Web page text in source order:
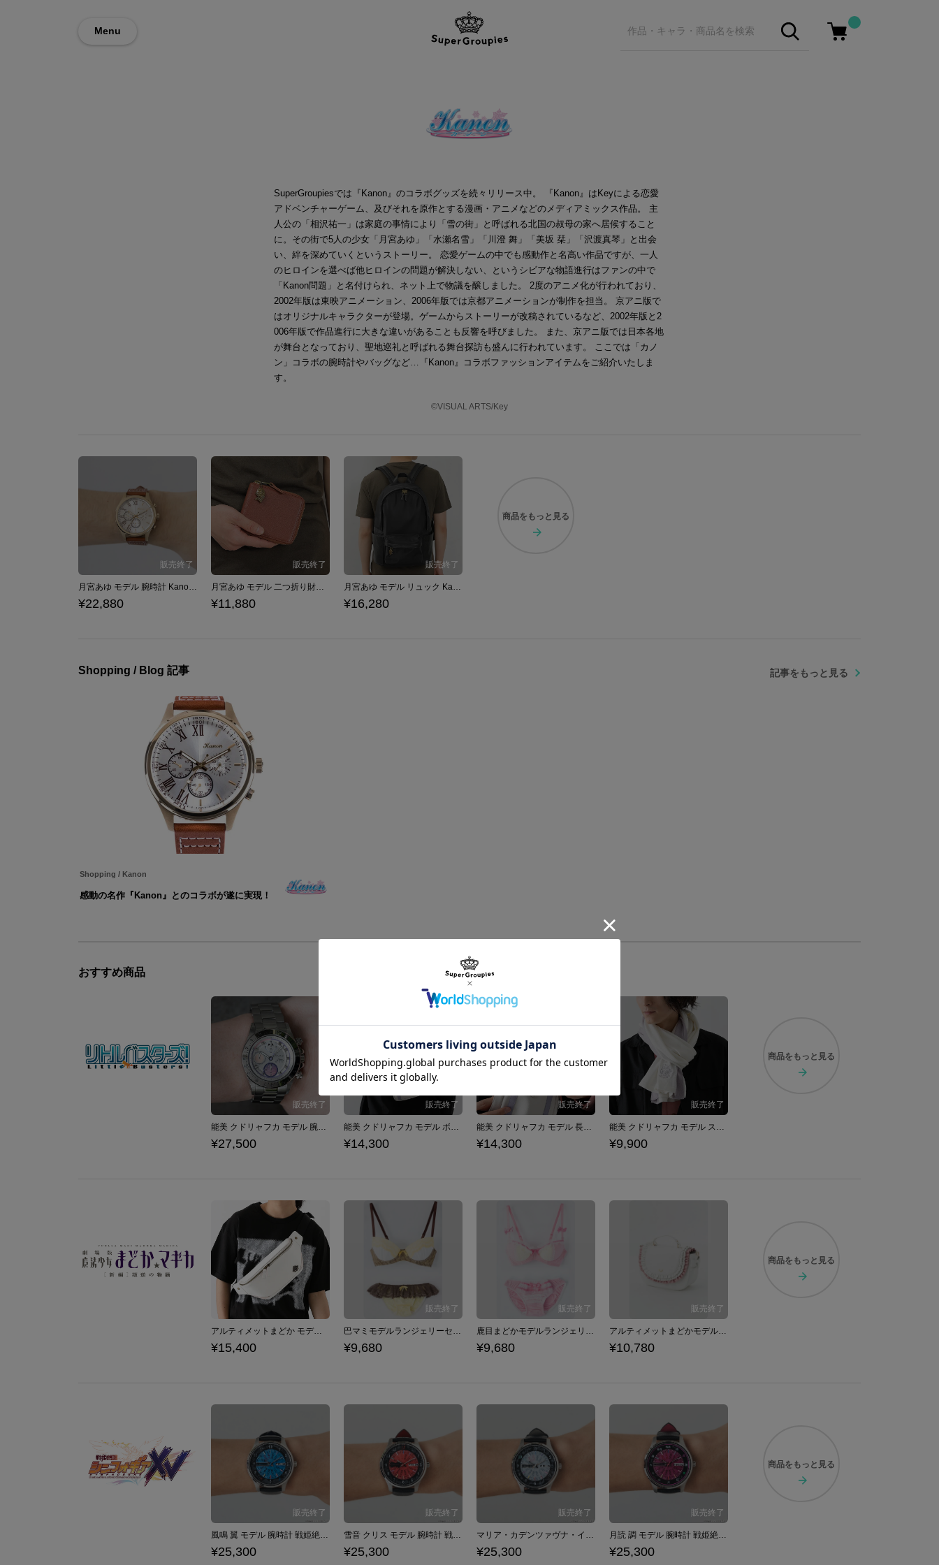
Menu
SuperGroupiesでは『Kanon』のコラボグッズを続々リリース中。 『Kanon』はKeyによる恋愛
アドベンチャーゲーム、及びそれを原作とする漫画・アニメなどのメディアミックス作品。 主
人公の「相沢祐一」は家庭の事情により「雪の街」と呼ばれる北国の叔母の家へ居候すること
に。その街で5人の少女「月宮あゆ」「水瀬名雪」「川澄 舞」「美坂 栞」「沢渡真琴」と出会
い、絆を深めていくというストーリー。 恋愛ゲームの中でも感動作と名高い作品ですが、一人
のヒロインを選べば他ヒロインの問題が解決しない、というシビアな物語進行はファンの中で
「Kanon問題」と名付けられ、ネット上で物議を醸しました。 2度のアニメ化が行われており、
2002年版は東映アニメーション、2006年版では京都アニメーションが制作を担当。 京アニ版で
はオリジナルキャラクターが登場。ゲームからストーリーが改稿されているなど、2002年版と2
006年版で作品進行に大きな違いがあることも反響を呼びました。 また、京アニ版では日本各地
が舞台となっており、聖地巡礼と呼ばれる舞台探訪も盛んに行われています。 ここでは「カノ
ン」コラボの腕時計やバッグなど…『Kanon』コラボファッションアイテムをご紹介いたしま
す。
©VISUAL ARTS/Key
月宮あゆ モデル 腕時計 Kanon / Key
¥22,880
月宮あゆ モデル 二つ折り財布 Kanon / Key
¥11,880
月宮あゆ モデル リュック Kanon / Key
¥16,280
商品を もっと見る
Shopping / Blog 記事 記事をもっと見る
Shopping / Kanon
感動の名作『Kanon』とのコラボが遂に実現！
おすすめ商品
能美 クドリャフカ モデル 腕時計 リトルバスターズ！ / Key
¥27,500
能美 クドリャフカ モデル ボディバッグ リトルバスターズ！ / Key
¥14,300
能美 クドリャフカ モデル 長財布 リトルバスターズ！ / Key
¥14,300
能美 クドリャフカ モデル ストール リトルバスターズ！ / Key
¥9,900
商品を もっと見る
アルティメットまどか モデル ボディバッグ 魔法少女まどか☆マギカ
¥15,400
巴マミモデルランジェリーセット ブラジャー ショーツ 下着 魔法少女まどか☆マギカ
¥9,680
鹿目まどかモデルランジェリーセット ブラジャー ショーツ 下着 魔法少女まどか☆マギカ
¥9,680
アルティメットまどかモデルバッグ カバン 魔法少女まどか☆マギカ
¥10,780
商品を もっと見る
風鳴 翼 モデル 腕時計 戦姫絶唱シンフォギアＸＶ
¥25,300
雪音 クリス モデル 腕時計 戦姫絶唱シンフォギアＸＶ
¥25,300
マリア・カデンツァヴナ・イヴ モデル 腕時計 戦姫絶唱シンフォギアＸＶ
¥25,300
月読 調 モデル 腕時計 戦姫絶唱シンフォギアＸＶ
¥25,300
商品を もっと見る